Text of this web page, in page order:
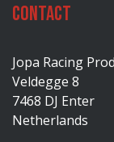
Contact
Jopa Racing
Veldegge 8
7468 DJ Enter
Netherlands